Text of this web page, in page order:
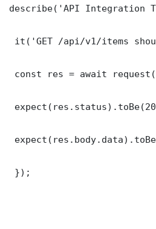
describe('API Integration
it('GET /api/v1/items
const res = await
});